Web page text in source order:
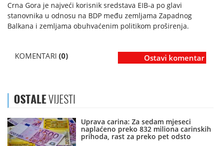
Crna Gora je najveći korisnik sredstava EIB-a po glavi
stanovnika u odnosu na BDP među zemljama Zapadnog
Balkana i zemljama obuhvaćenim politikom proširenja.
KOMENTARI (0) Ostavi komentar
OSTALEVIJESTI
Uprava carina: Za sedam mjeseci
naplaćeno preko 832 miliona carinskih
prihoda, rast za preko pet odsto